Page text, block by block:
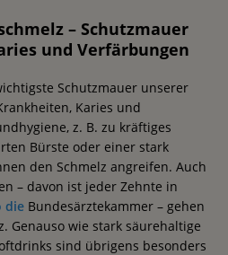
– Schutzmauer
und Verfärbungen
Schutzmauer unserer
Karies und
z. B. zu kräftiges
Bürste oder einer stark
den Schmelz angreifen. Auch
– davon ist jeder Zehnte in
die Bundesärztekammer – gehen
Genauso wie stark säurehaltige
sind übrigens besonders